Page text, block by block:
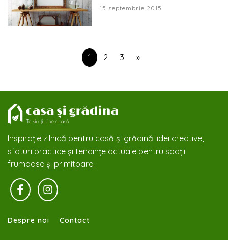
15 septembrie 2015
1 2 3 »
Inspirație zilnică pentru casă și grădină: idei creative,
sfaturi practice și tendințe actuale pentru spații
frumoase și primitoare.
Despre noi Contact